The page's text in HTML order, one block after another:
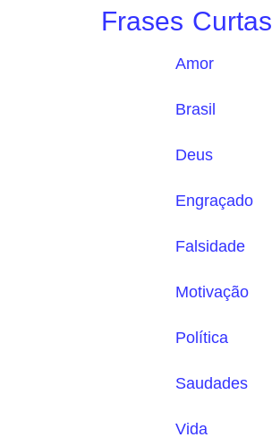
Frases Curtas
Amor
Brasil
Deus
Engraçado
Falsidade
Motivação
Política
Saudades
Vida